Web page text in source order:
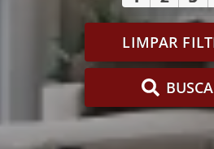
LIMPAR